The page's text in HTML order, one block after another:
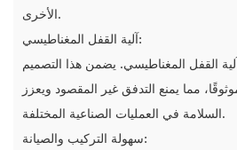
الأخرى.
آلية القفل المغناطيسي:
القفل المغناطيسي. يضمن هذا التصميم
مما يمنع التدفق غير المقصود ويعزز
السلامة في العمليات الصناعية المختلفة.
سهولة التركيب والصيانة: